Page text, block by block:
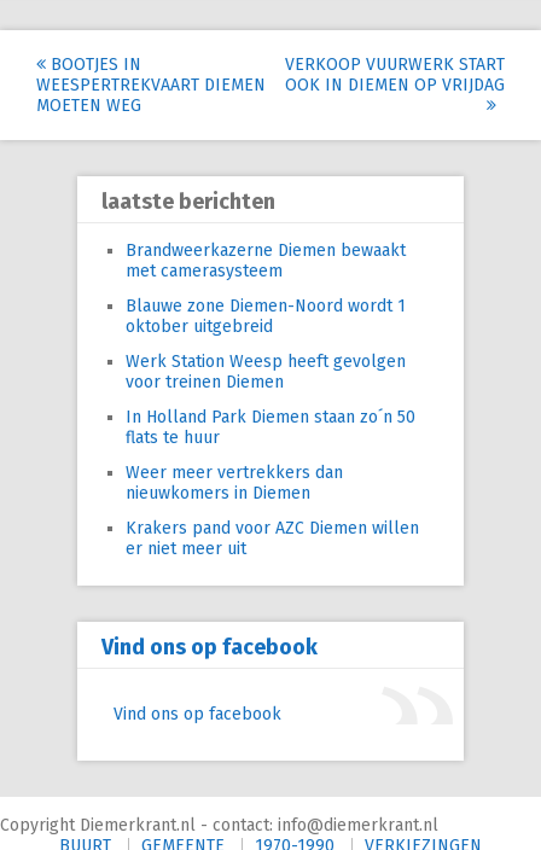
Post
navigation
BOOTJES IN
WEESPERTREKVAART DIEMEN
MOETEN WEG
VERKOOP VUURWERK START
OOK IN DIEMEN OP VRIJDAG
laatste berichten
Brandweerkazerne Diemen bewaakt
met camerasysteem
Blauwe zone Diemen-Noord wordt 1
oktober uitgebreid
Werk Station Weesp heeft gevolgen
voor treinen Diemen
In Holland Park Diemen staan zo´n 50
flats te huur
Weer meer vertrekkers dan
nieuwkomers in Diemen
Krakers pand voor AZC Diemen willen
er niet meer uit
Vind ons op facebook
Vind ons op facebook
Copyright Diemerkrant.nl - contact: info@diemerkrant.nl